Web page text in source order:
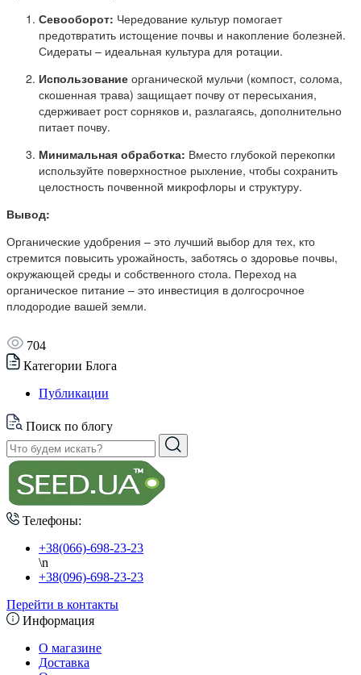
Севооборот: Чередование культур помогает
предотвратить истощение почвы и накопление болезней.
Сидераты – идеальная культура для ротации.
Использование органической мульчи (компост, солома,
скошенная трава) защищает почву от пересыхания,
сдерживает рост сорняков и, разлагаясь, дополнительно
питает почву.
Минимальная обработка: Вместо глубокой перекопки
используйте поверхностное рыхление, чтобы сохранить
целостность почвенной микрофлоры и структуру.
Вывод:
Органические удобрения – это лучший выбор для тех, кто
стремится повысить урожайность, заботясь о здоровье почвы,
окружающей среды и собственного стола. Переход на
органическое питание – это инвестиция в долгосрочное
плодородие вашей земли.
704
Категории Блога
Публикации
Поиск по блогу
Телефоны:
+38(066)-698-23-23
\n
+38(096)-698-23-23
Перейти в контакты
Информация
О магазине
Доставка